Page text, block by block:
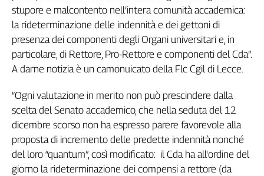
Caaf
Speciali
G8
di
il
sangue
ragione
120
anni
Cgil
stupore e malcontento nell’intera comunità accademica:
la rideterminazione delle indennità e dei gettoni di
presenza dei componenti degli Organi universitari e, in
particolare, di Rettore, Pro-Rettore e componenti del Cda”.
A darne notizia è un camonuicato della Flc Cgil di Lecce.
“Ogni valutazione in merito non può prescindere dalla
scelta del Senato accademico, che nella seduta del 12
dicembre scorso non ha espresso parere favorevole alla
proposta di incremento delle predette indennità nonché
del loro “quantum”, così modificato: il Cda ha all'ordine del
giorno la rideterminazione dei compensi a rettore (da